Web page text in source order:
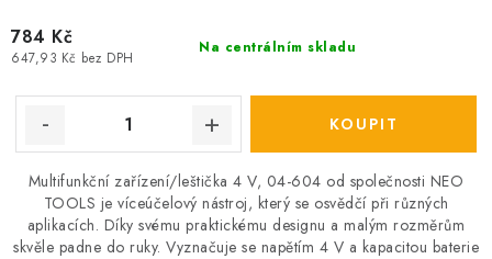
Na centrálním skladu
647,93 Kč bez DPH
784 Kč
Multifunkční zařízení/leštička 4 V, 04-604 od společnosti NEO
TOOLS je víceúčelový nástroj, který se osvědčí při různých
aplikacích. Díky svému praktickému designu a malým rozměrům
skvěle padne do ruky. Vyznačuje se napětím 4 V a kapacitou baterie